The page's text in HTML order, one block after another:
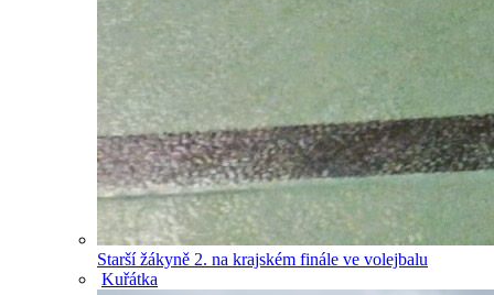
Starší žákyně 2. na krajském finále ve volejbalu
Kuřátka